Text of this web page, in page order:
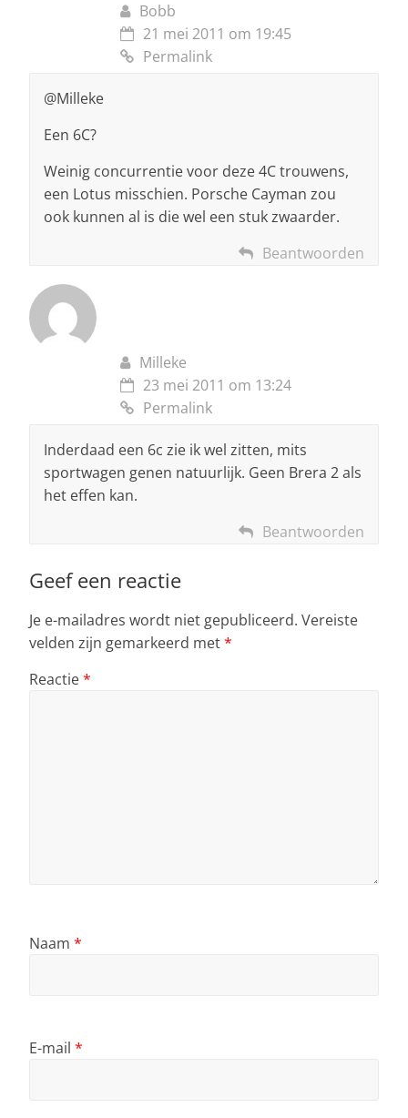
Bobb
21 mei 2011 om 19:45
Permalink
@Milleke
Een 6C?
Weinig concurrentie voor deze 4C trouwens,
een Lotus misschien. Porsche Cayman zou
ook kunnen al is die wel een stuk zwaarder.
Beantwoorden
Milleke
23 mei 2011 om 13:24
Permalink
Inderdaad een 6c zie ik wel zitten, mits
sportwagen genen natuurlijk. Geen Brera 2 als
het effen kan.
Beantwoorden
Geef een reactie
Je e-mailadres wordt niet gepubliceerd. Vereiste
velden zijn gemarkeerd met*
Reactie*
Naam *
E-mail *